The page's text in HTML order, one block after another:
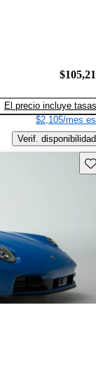
El precio incluye tasas
$2,105/mes
Verif. disponibilidad